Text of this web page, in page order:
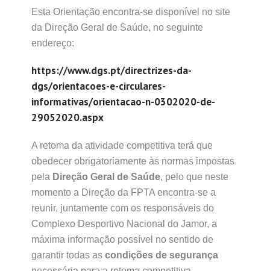
Esta Orientação encontra-se disponível no site
da Direção Geral de Saúde, no seguinte
endereço:
https://www.dgs.pt/directrizes-da-
dgs/orientacoes-e-circulares-
informativas/orientacao-n-0302020-de-
29052020.aspx
A retoma da atividade competitiva terá que
obedecer obrigatoriamente às normas impostas
pela Direção Geral de Saúde, pelo que neste
momento a Direção da FPTA encontra-se a
reunir, juntamente com os responsáveis do
Complexo Desportivo Nacional do Jamor, a
máxima informação possível no sentido de
garantir todas as condições de segurança